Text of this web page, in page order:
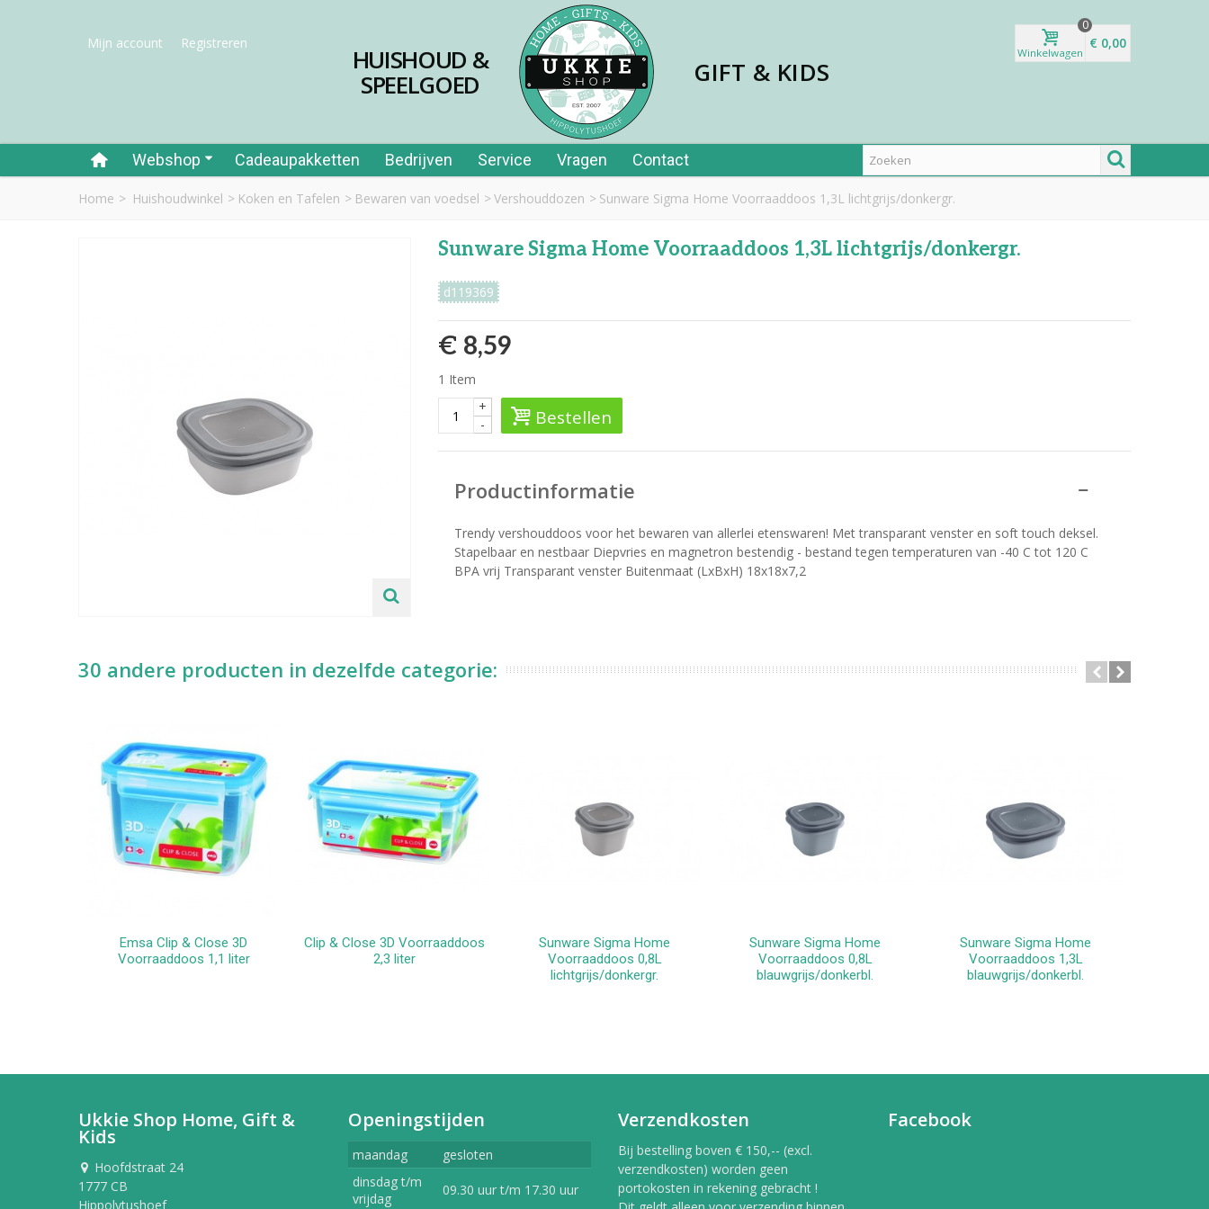
Mijn account Registreren
HUISHOUD &
SPEELGOED GIFT & KIDS
Winkelwagen
0
€ 0,00
Webshop Cadeaupakketten Bedrijven Service Vragen Contact
Home > Huishoudwinkel > Koken en Tafelen > Bewaren van voedsel > Vershouddozen > Sunware Sigma Home Voorraaddoos 1,3L lichtgrijs/donkergr.
Sunware Sigma Home Voorraaddoos 1,3L lichtgrijs/donkergr.
d119369
€ 8,59
1 Item
-
+ Bestellen
Productinformatie
Trendy vershouddoos voor het bewaren van allerlei etenswaren! Met transparant venster en soft touch deksel.
Stapelbaar en nestbaar Diepvries en magnetron bestendig - bestand tegen temperaturen van -40 C tot 120 C
BPA vrij Transparant venster Buitenmaat (LxBxH) 18x18x7,2
30 andere producten in dezelfde categorie:
In winkelwagen
Emsa Clip & Close 3D
Voorraaddoos 1,1 liter
In winkelwagen
Clip & Close 3D Voorraaddoos
2,3 liter
In winkelwagen
Sunware Sigma Home
Voorraaddoos 0,8L
lichtgrijs/donkergr.
In winkelwagen
Sunware Sigma Home
Voorraaddoos 0,8L
blauwgrijs/donkerbl.
In winkelwagen
Sunware Sigma Home
Voorraaddoos 1,3L
blauwgrijs/donkerbl.
Ukkie Shop Home, Gift &
Kids
Hoofdstraat 24
1777 CB
Hippolytushoef
Openingstijden
maandag
gesloten
dinsdag t/m
vrijdag
09.30 uur t/m 17.30 uur
Verzendkosten
Bij bestelling boven € 150,-- (excl.
verzendkosten) worden geen
portokosten in rekening gebracht !
Facebook